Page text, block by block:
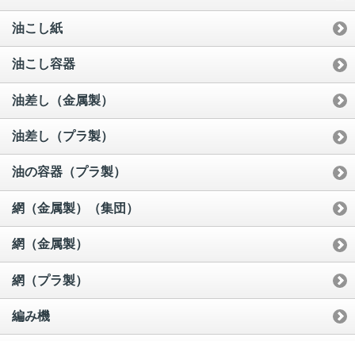
油こし紙
油こし容器
油差し（金属製）
油差し（プラ製）
油の容器（プラ製）
網（金属製）（集団）
網（金属製）
網（プラ製）
編み機